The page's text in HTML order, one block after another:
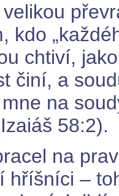
kdo
chtiví,
činí, a
na
58:2).
na
hříšníci –